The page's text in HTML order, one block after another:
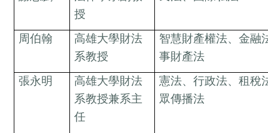
授
周伯翰
高雄大學財法
系教授
智慧財產權法、金融
事財產法
張永明
高雄大學財法
系教授兼系主
任
憲法、行政法、租稅
眾傳播法